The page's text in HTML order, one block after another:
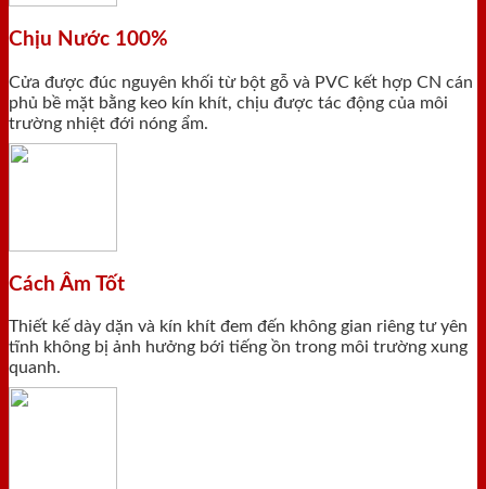
Chịu Nước 100%
Cửa được đúc nguyên khối từ bột gỗ và PVC kết hợp CN cán
phủ bề mặt bằng keo kín khít, chịu được tác động của môi
trường nhiệt đới nóng ẩm.
Cách Âm Tốt
Thiết kế dày dặn và kín khít đem đến không gian riêng tư yên
tĩnh không bị ảnh hưởng bới tiếng ồn trong môi trường xung
quanh.